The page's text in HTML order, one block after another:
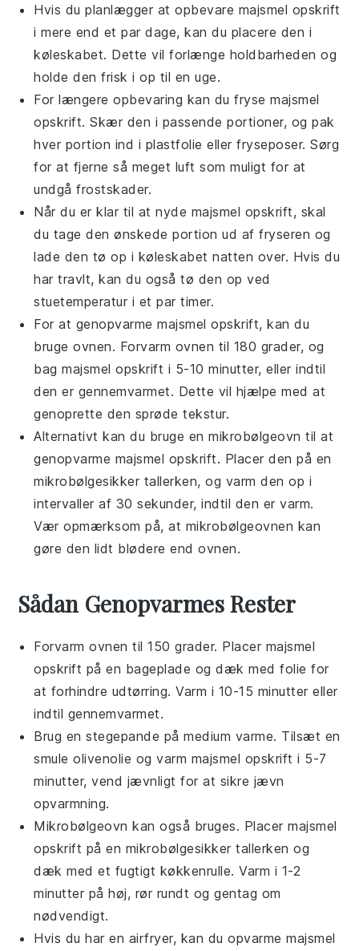
Hvis du planlægger at opbevare majsmel opskrift
i mere end et par dage, kan du placere den i
køleskabet. Dette vil forlænge holdbarheden og
holde den frisk i op til en uge.
For længere opbevaring kan du frysemajsmel
opskrift. Skær den i passende portioner, og pak
hver portion ind i plastfolie eller fryseposer. Sørg
for at fjerne så meget luft som muligt for at
undgå frostskader.
Når du er klar til at nyde majsmel opskrift, skal
du tage den ønskede portion ud af fryseren og
lade den tø op i køleskabet natten over. Hvis du
har travlt, kan du også tø den op ved
stuetemperatur i et par timer.
For at genopvarmemajsmel opskrift, kan du
bruge ovnen. Forvarm ovnen til 180 grader, og
bagmajsmel opskrift i 5-10 minutter, eller indtil
den er gennemvarmet. Dette vil hjælpe med at
genoprette den sprøde tekstur.
Alternativt kan du bruge en mikrobølgeovn til at
genopvarme majsmel opskrift. Placer den på en
mikrobølgesikker tallerken, og varm den op i
intervaller af 30 sekunder, indtil den er varm.
Vær opmærksom på, at mikrobølgeovnen kan
gøre den lidt blødere end ovnen.
Sådan Genopvarmes Rester
Forvarm ovnen til 150 grader. Placer majsmel
opskrift på en bageplade og dæk med folie for
at forhindre udtørring. Varm i 10-15 minutter eller
indtil gennemvarmet.
Brug en stegepande på medium varme. Tilsæt en
smuleolivenolie og varm majsmel opskrift i 5-7
minutter, vend jævnligt for at sikre jævn
opvarmning.
Mikrobølgeovn kan også bruges. Placermajsmel
opskrift på en mikrobølgesikker tallerken og
dæk med et fugtigt køkkenrulle. Varm i 1-2
minutter på høj, rør rundt og gentag om
nødvendigt.
Hvis du har en airfryer, kan du opvarmemajsmel